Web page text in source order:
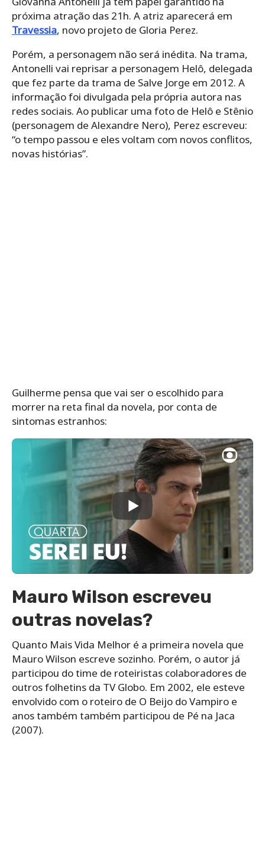
próxima atração das 21h. A atriz aparecerá em
Travessia, novo projeto de Gloria Perez.
Porém, a personagem não será inédita. Na trama,
Antonelli vai reprisar a personagem Helô, delegada
que fez parte da trama de Salve Jorge em 2012. A
informação foi divulgada pela própria autora nas
redes sociais. Ao publicar uma foto de Helô e Stênio
(personagem de Alexandre Nero), Perez escreveu:
“o tempo passou e eles voltam com novos conflitos,
novas histórias”.
Guilherme pensa que vai ser o escolhido para
morrer na reta final da novela, por conta de
sintomas estranhos:
Mauro Wilson escreveu
outras novelas?
Quanto Mais Vida Melhor é a primeira novela que
Mauro Wilson escreve sozinho. Porém, o autor já
participou do time de roteiristas colaboradores de
outros folhetins da TV Globo. Em 2002, ele esteve
envolvido com o roteiro de O Beijo do Vampiro e
anos também também participou de Pé na Jaca
(2007).